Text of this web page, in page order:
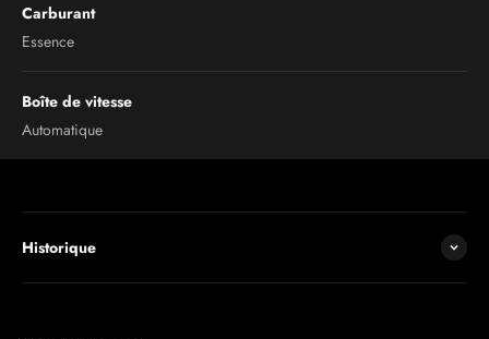
Carburant
Essence
Boîte de vitesse
Automatique
Historique